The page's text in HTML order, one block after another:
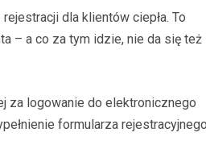
dla klientów ciepła. To
– a co za tym idzie, nie da się też
za logowanie do elektronicznego
formularza